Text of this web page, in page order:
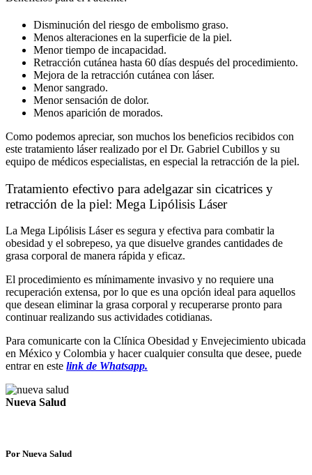
Disminución del riesgo de embolismo graso.
Menos alteraciones en la superficie de la piel.
Menor tiempo de incapacidad.
Retracción cutánea hasta 60 días después del procedimiento.
Mejora de la retracción cutánea con láser.
Menor sangrado.
Menor sensación de dolor.
Menos aparición de morados.
Como podemos apreciar, son muchos los beneficios recibidos con
este tratamiento láser realizado por el Dr. Gabriel Cubillos y su
equipo de médicos especialistas, en especial la retracción de la piel.
Tratamiento efectivo para adelgazar sin cicatrices y
retracción de la piel: Mega Lipólisis Láser
La Mega Lipólisis Láser es segura y efectiva para combatir la
obesidad y el sobrepeso, ya que disuelve grandes cantidades de
grasa corporal de manera rápida y eficaz.
El procedimiento es mínimamente invasivo y no requiere una
recuperación extensa, por lo que es una opción ideal para aquellos
que desean eliminar la grasa corporal y recuperarse pronto para
continuar realizando sus actividades cotidianas.
Para comunicarte con la Clínica Obesidad y Envejecimiento ubicada
en México y Colombia y hacer cualquier consulta que desee, puede
entrar en este link de Whatsapp.
Nueva Salud
Por Nueva Salud